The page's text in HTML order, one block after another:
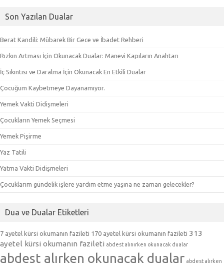
Son Yazılan Dualar
Berat Kandili: Mübarek Bir Gece ve İbadet Rehberi
Rızkın Artması İçin Okunacak Dualar: Manevi Kapıların Anahtarı
İç Sıkıntısı ve Daralma İçin Okunacak En Etkili Dualar
Çocuğum Kaybetmeye Dayanamıyor.
Yemek Vakti Didişmeleri
Çocukların Yemek Seçmesi
Yemek Pişirme
Yaz Tatili
Yatma Vakti Didişmeleri
Çocuklarım gündelik işlere yardım etme yaşına ne zaman gelecekler?
Dua ve Dualar Etiketleri
7 ayetel kürsi okumanın fazileti 170 ayetel kürsi okumanın fazileti 313
ayetel kürsi okumanın fazileti abdest alınırken okunacak dualar
abdest alırken okunacak dualar abdest alırken